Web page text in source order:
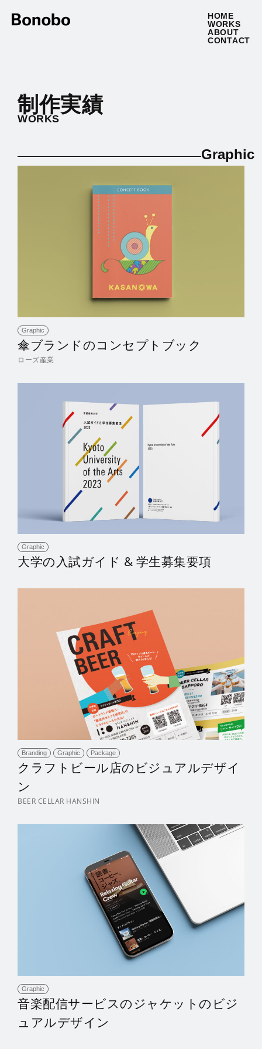
HOME
WORKS
ABOUT
CONTACT
制作実績
WORKS
Graphic
Graphic
傘ブランドのコンセプトブック
ローズ産業
Graphic
大学の入試ガイド & 学生募集要項
Branding Graphic Package
クラフトビール店のビジュアルデザイ
ン
BEER CELLAR HANSHIN
Graphic
音楽配信サービスのジャケットのビジ
ュアルデザイン